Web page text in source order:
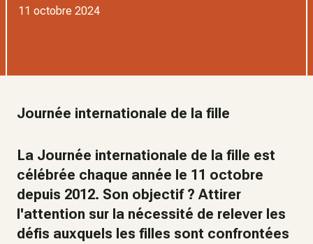
11 octobre 2024
Journée internationale de la fille
La Journée internationale de la fille est
célébrée chaque année le 11 octobre
depuis 2012. Son objectif ? Attirer
l'attention sur la nécessité de relever les
défis auxquels les filles sont confrontées